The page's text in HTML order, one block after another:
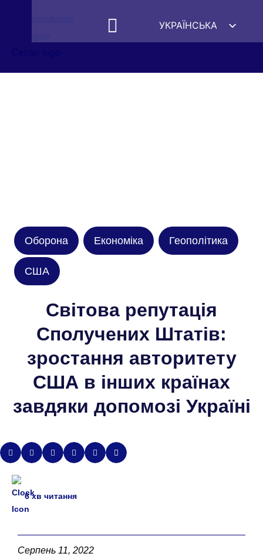
УКРАЇНСЬКА
ENGLISH
Оборона Економіка Геополітика
США
Світова репутація
Сполучених Штатів:
зростання авторитету
США в інших країнах
завдяки допомозі Україні
6 хв читання
Серпень 11, 2022